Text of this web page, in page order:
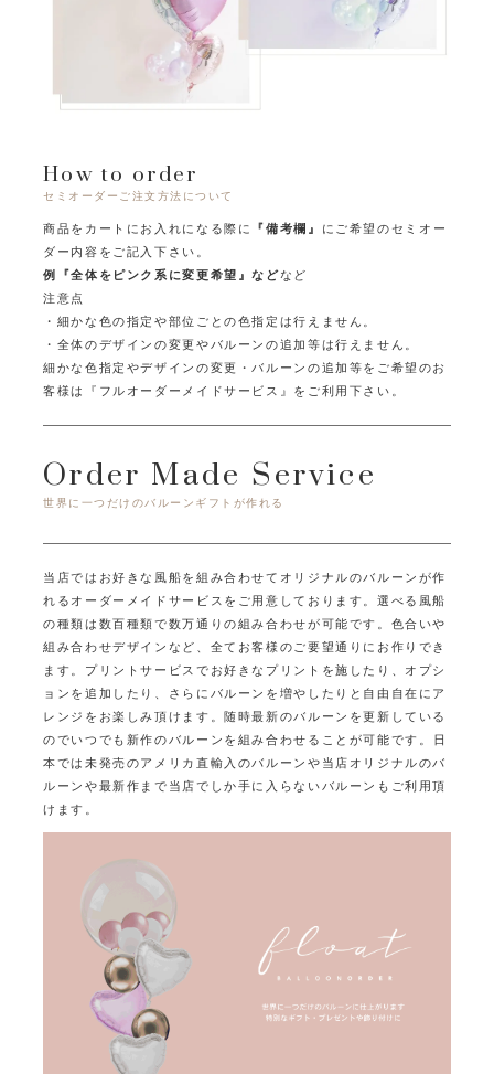
How to order
セミオーダーご注文方法について
商品をカートにお入れになる際に 『備考欄』
にご希望のセミオー
ダー内容をご記入下さい。
例『全体をピンク系に変更希望』などなど
注意点
・細かな色の指定や部位ごとの色指定は行えません。
・全体のデザインの変更やバルーンの追加等は行えません。
細かな色指定やデザインの変更・バルーンの追加等をご希望のお
客様は
『フルオーダーメイドサービス』をご利用下さい。
Order Made Service
世界に一つだけのバルーンギフトが作れる
当店ではお好きな風船を組み合わせてオリジナルのバルーンが作
れるオーダーメイドサービスをご用意しております。選べる風船
の種類は数百種類で数万通りの組み合わせが可能です。 色合いや
組み合わせデザインなど、全てお客様のご要望通りにお作りでき
ます。 プリントサービスでお好きなプリントを施したり、オプシ
ョンを追加したり、
さらにバルーンを増やしたりと自由自在にア
レンジをお楽しみ頂けます。随時最新のバルーンを更新している
のでいつでも新作のバルーンを組み合わせることが可能です。
日
本では未発売のアメリカ直輸入のバルーンや当店オリジナルのバ
ルーンや最新作まで 当店でしか手に入らないバルーンもご利用頂
けます。